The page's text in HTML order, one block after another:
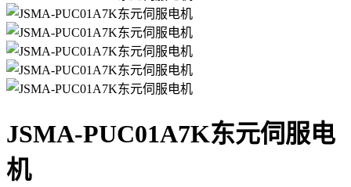
JSMA-PUC01A7K东元伺服电
机